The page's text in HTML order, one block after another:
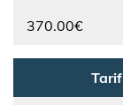
370.00€